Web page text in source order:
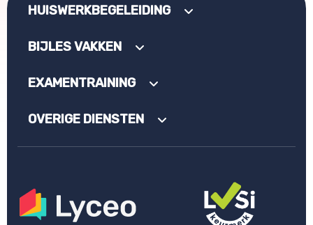
HUISWERKBEGELEIDING
BIJLES VAKKEN
EXAMENTRAINING
OVERIGE DIENSTEN